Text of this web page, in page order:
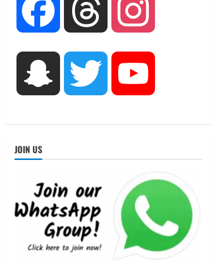
Facebook Threads
Snapchat Twitter
JOIN US
UTTARAKHAND NEWS
धामी कैबिनेट ने लिए कई महत्वपूर्ण निर्णय, अब
सामान्य वर्ग के पशुपालकों को भी गाय एवं भैंस
August 7, 2026
UTTARAKHAND NEWS
नाबार्ड ने राष्ट्रीय हथकरघा दिवस के अवसर पर
मुंबई में तीन दिवसीय प्रदर्शनी का आयोजन किया
शिविर की व्यवस्थाओं का लिया जायजा
August 6, 2026
5
UTTARAKHAND NEWS
तीलू रौतेली पुरस्कार के लिए 13 वीरांगनाओं का
चयन : रेखा आर्या
August 6, 2026